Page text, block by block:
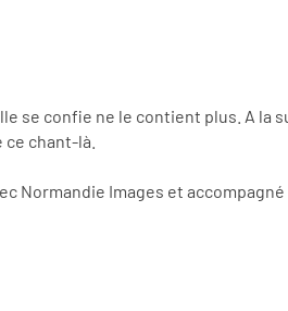
se confie ne le contient plus. A la
chant-là.
Normandie Images et